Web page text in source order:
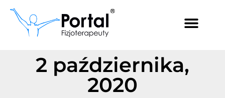
2 października,
2020